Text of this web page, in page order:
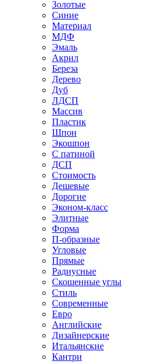
Золотые
Синие
Материал
МДФ
Эмаль
Акрил
Береза
Дерево
Дуб
ЛДСП
Массив
Пластик
Шпон
Экошпон
С патиной
ДСП
Стоимость
Дешевые
Дорогие
Эконом-класс
Элитные
Форма
П-образные
Угловые
Прямые
Радиусные
Скошенные углы
Стиль
Современные
Евро
Английские
Дизайнерские
Итальянские
Кантри